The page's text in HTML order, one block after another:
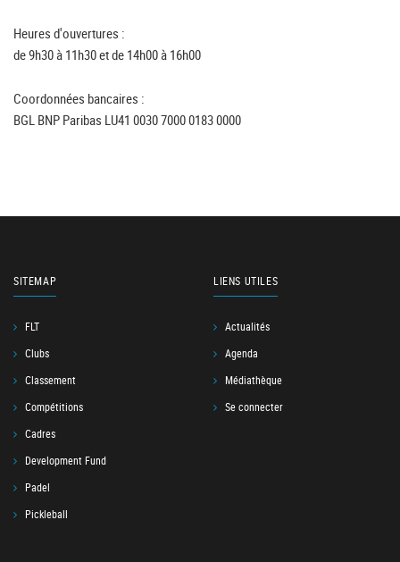
Heures d'ouvertures :
de 9h30 à 11h30 et de 14h00 à 16h00
Coordonnées bancaires :
BGL BNP Paribas LU41 0030 7000 0183 0000
SITEMAP
FLT
Clubs
Classement
Compétitions
Cadres
Development Fund
Padel
Pickleball
LIENS UTILES
Actualités
Agenda
Médiathèque
Se connecter